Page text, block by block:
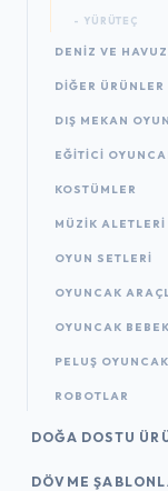
- YÜRÜTEÇ
DENIZ VE
DIĞER ÜRÜNLER
DIŞ MEKAN
EĞITICI
KOSTÜMLER
MÜZIK ALETLERI
OYUN SETLERI
OYUNCAK
OYUNCAK
PELUŞ
ROBOTLAR
DOĞA DOSTU
DÖVME